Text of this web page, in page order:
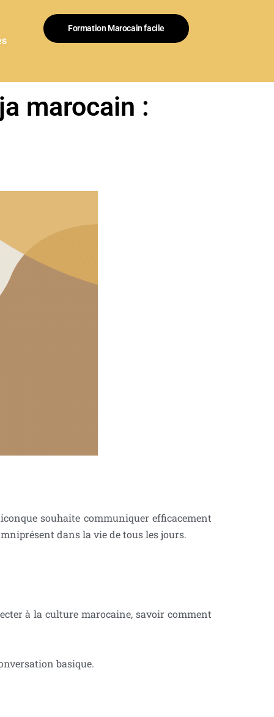
Formation Marocain facile
marocain :
souhaite communiquer efficacement
dans la vie de tous les jours.
à la culture marocaine, savoir comment
basique.